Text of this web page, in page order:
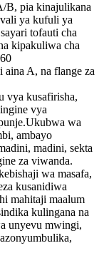
B, pia kinajulikana
ya kufuli ya
tofauti cha
kipakuliwa cha
aina A, na flange za
vya kusafirisha,
vya
wa
ambayo
madini, sekta
za viwanda.
wa masafa,
kusanidiwa
mahitaji maalum
kulingana na
unyevu mwingi,